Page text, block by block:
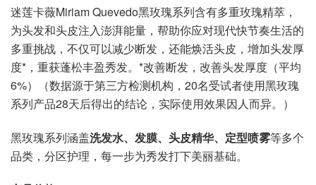
迷莲卡薇Miriam Quevedo黑玫瑰系列含有多重玫瑰精萃，
为头发和头皮注入澎湃能量，帮助你应对现代快节奏生活的
多重挑战，不仅可以减少断发，还能焕活头皮，增加头发厚
度*，重获蓬松丰盈秀发。*改善断发，改善头发厚度（平均
6%）（数据源于第三方检测机构，20名受试者使用黑玫瑰
系列产品28天后得出的结论，实际使用效果因人而异。）
黑玫瑰系列涵盖洗发水、发膜、头皮精华、定型喷雾等多个
品类，分区护理，每一步为秀发打下美丽基础。